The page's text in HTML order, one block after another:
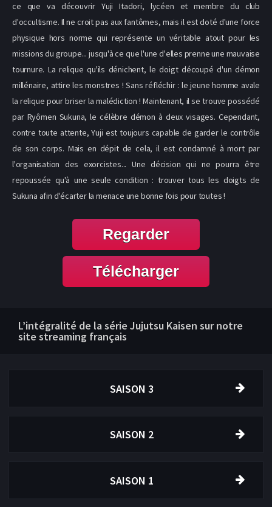
ce que va découvrir Yuji Itadori, lycéen et membre du club
d'occultisme. Il ne croit pas aux fantômes, mais il est doté d'une force
physique hors norme qui représente un véritable atout pour les
missions du groupe... jusqu'à ce que l'une d'elles prenne une mauvaise
tournure. La relique qu'ils dénichent, le doigt découpé d'un démon
millénaire, attire les monstres ! Sans réfléchir : le jeune homme avale
la relique pour briser la malédiction ! Maintenant, il se trouve possédé
par Ryômen Sukuna, le célèbre démon à deux visages. Cependant,
contre toute attente, Yuji est toujours capable de garder le contrôle
de son corps. Mais en dépit de cela, il est condamné à mort par
l'organisation des exorcistes... Une décision qui ne pourra être
repoussée qu'à une seule condition : trouver tous les doigts de
Sukuna afin d'écarter la menace une bonne fois pour toutes !
Regarder
Télécharger
L’intégralité de la série Jujutsu Kaisen sur notre
site streaming français
SAISON 3
SAISON 2
SAISON 1